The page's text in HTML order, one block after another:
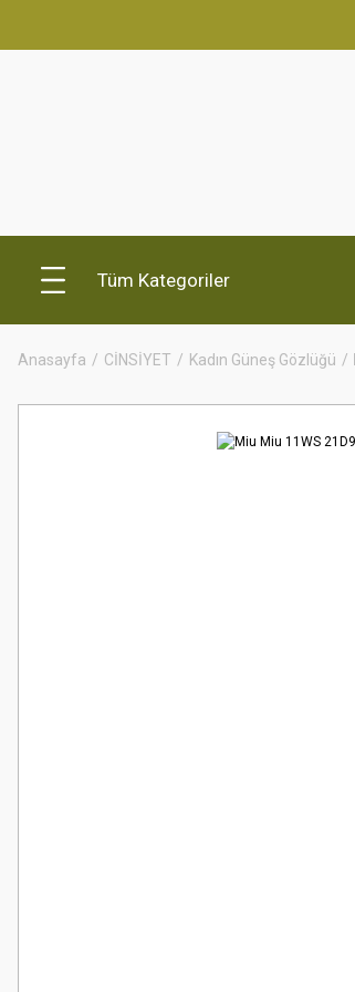
Tüm Kategoriler
Anasayfa CİNSİYET Kadın Güneş Gözlüğü